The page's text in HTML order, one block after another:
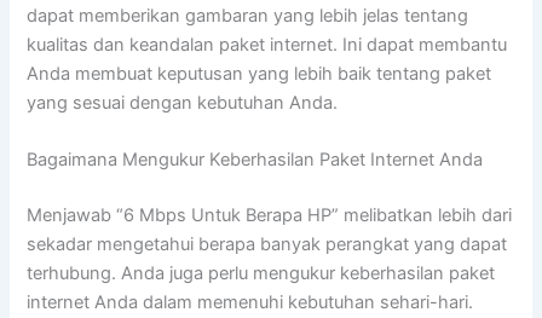
dapat memberikan gambaran yang lebih jelas tentang
kualitas dan keandalan paket internet. Ini dapat membantu
Anda membuat keputusan yang lebih baik tentang paket
yang sesuai dengan kebutuhan Anda.
Bagaimana Mengukur Keberhasilan Paket Internet Anda
Menjawab “6 Mbps Untuk Berapa HP” melibatkan lebih dari
sekadar mengetahui berapa banyak perangkat yang dapat
terhubung. Anda juga perlu mengukur keberhasilan paket
internet Anda dalam memenuhi kebutuhan sehari-hari.